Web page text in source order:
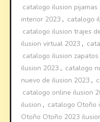
catalogo ilusion pijamas
interior 2023 , catalogo
catalogo ilusion trajes
ilusion virtual 2023 ,
catalogo ilusion zapatos
ilusion 2023 , catalogo
nuevo de ilusion 2023 ,
catalogo online ilusion
ilusion , catalogo Otoño
Otoño Otoño 2023